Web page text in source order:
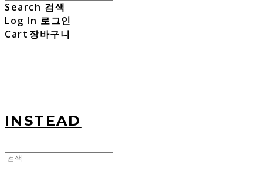
Search 검색
Log In 로그인
Cart 장바구니
INSTEAD